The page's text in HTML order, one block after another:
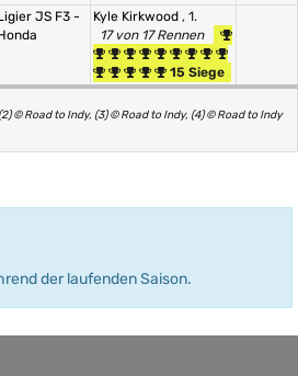
JS F3 -
Kyle Kirkwood , 1.
17 von 17 Rennen
15 Siege
© Road to Indy, (3) © Road to Indy, (4) © Road to Indy
der laufenden Saison.